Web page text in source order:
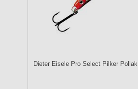
Dieter Eisele Pro Select Pilker Pollak